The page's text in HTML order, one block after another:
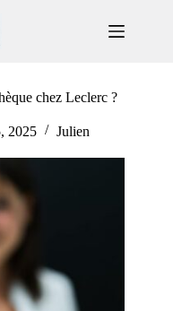
chez Leclerc ?
2025 Julien